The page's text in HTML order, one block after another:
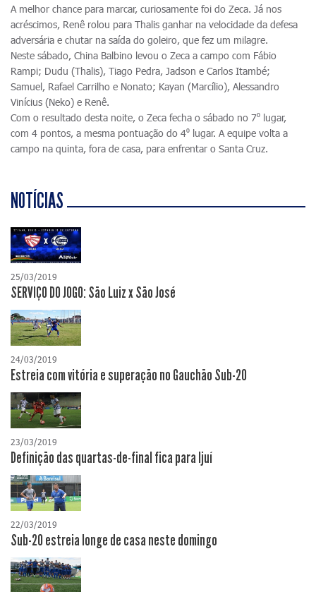
A melhor chance para marcar, curiosamente foi do Zeca. Já nos
acréscimos, Renê rolou para Thalis ganhar na velocidade da defesa
adversária e chutar na saída do goleiro, que fez um milagre.
Neste sábado, China Balbino levou o Zeca a campo com Fábio
Rampi; Dudu (Thalis), Tiago Pedra, Jadson e Carlos Itambé;
Samuel, Rafael Carrilho e Nonato; Kayan (Marcílio), Alessandro
Vinícius (Neko) e Renê.
Com o resultado desta noite, o Zeca fecha o sábado no 7⁰ lugar,
com 4 pontos, a mesma pontuação do 4⁰ lugar. A equipe volta a
campo na quinta, fora de casa, para enfrentar o Santa Cruz.
NOTÍCIAS
25/03/2019
SERVIÇO DO JOGO: São Luiz x São José
24/03/2019
Estreia com vitória e superação no Gauchão Sub-20
23/03/2019
Definição das quartas-de-final fica para Ijuí
22/03/2019
Sub-20 estreia longe de casa neste domingo